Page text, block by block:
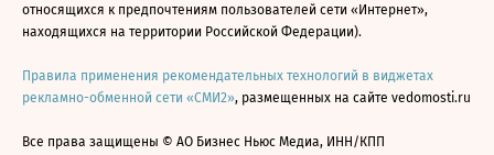
относящихся к предпочтениям пользователей сети «Интернет»,
находящихся на территории Российской Федерации).
Правила применения рекомендательных технологий в виджетах
рекламно-обменной сети «СМИ2», размещенных на сайте vedomosti.ru
Все права защищены © АО Бизнес Ньюс Медиа, ИНН/КПП